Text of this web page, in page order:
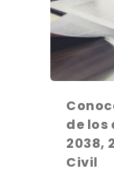
de los
2038,
Civil